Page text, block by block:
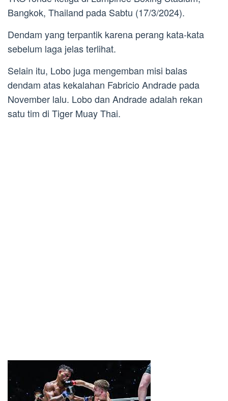
Bangkok, Thailand pada Sabtu (17/3/2024).
Dendam yang terpantik karena perang kata-kata
sebelum laga jelas terlihat.
Selain itu, Lobo juga mengemban misi balas
dendam atas kekalahan Fabricio Andrade pada
November lalu. Lobo dan Andrade adalah rekan
satu tim di Tiger Muay Thai.